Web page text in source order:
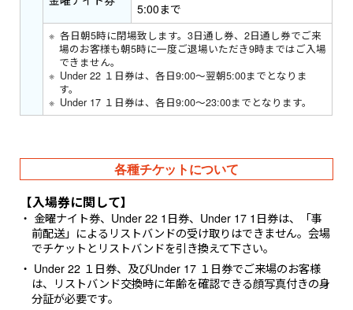
5:00まで
各日朝5時に閉場致します。3日通し券、2日通し券でご来
場のお客様も朝5時に一度ご退場いただき9時まではご入場
できません。
Under 22 １日券は、各日9:00〜翌朝5:00までとなりま
す。
Under 17 １日券は、各日9:00〜23:00までとなります。
各種チケットについて
【入場券に関して】
金曜ナイト券、Under 22 1日券、Under 17 1日券は、「事
前配送」によるリストバンドの受け取りはできません。会場
でチケットとリストバンドを引き換えて下さい。
Under 22 １日券、及びUnder 17 １日券でご来場のお客様
は、リストバンド交換時に年齢を確認できる顔写真付きの身
分証が必要です。